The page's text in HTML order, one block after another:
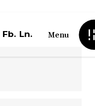
Fb. Ln. Menu